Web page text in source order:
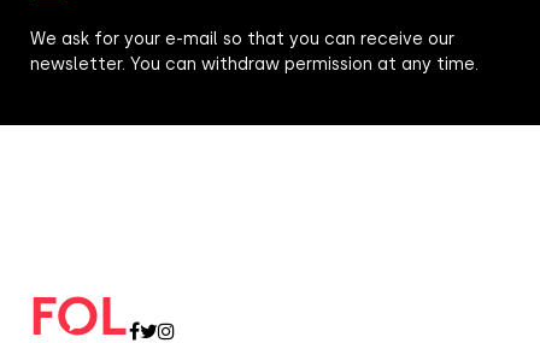
We ask for your e-mail so that you can receive our
newsletter. You can withdraw permission at any time.